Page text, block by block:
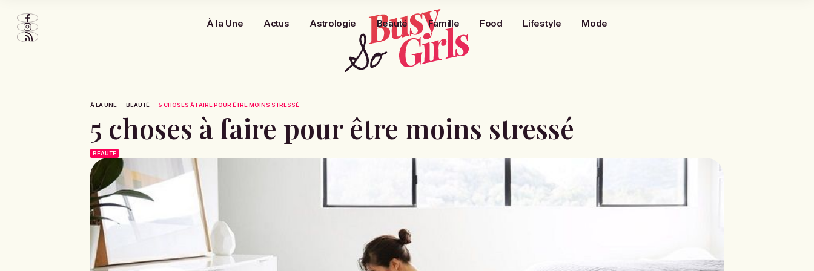
À la Une Actus Astrologie Beauté Famille Food Lifestyle Mode
À LA UNE BEAUTÉ 5 CHOSES À FAIRE POUR ÊTRE MOINS STRESSÉ
5 choses à faire pour être moins stressé
BEAUTÉ